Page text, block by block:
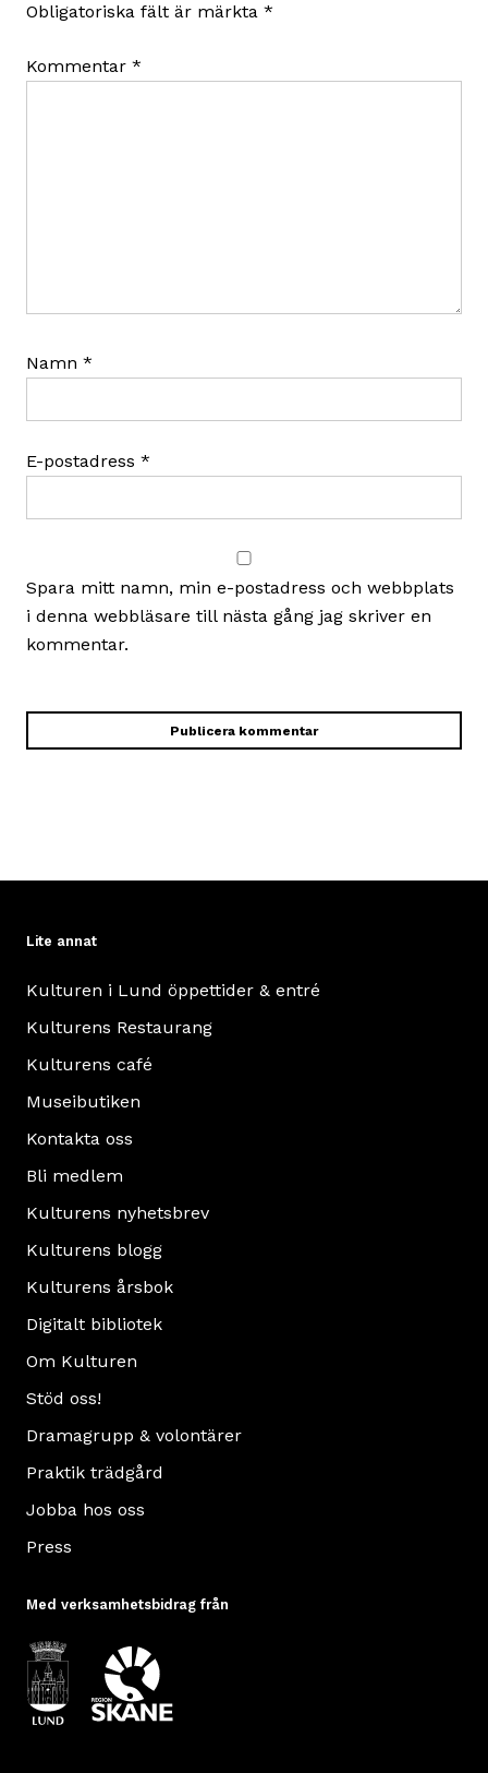
Obligatoriska fält är märkta *
Kommentar *
Namn *
E-postadress *
Spara mitt namn, min e-postadress och webbplats
i denna webbläsare till nästa gång jag skriver en
kommentar.
Lite annat
Kulturen i Lund öppettider & entré
Kulturens Restaurang
Kulturens café
Museibutiken
Kontakta oss
Bli medlem
Kulturens nyhetsbrev
Kulturens blogg
Kulturens årsbok
Digitalt bibliotek
Om Kulturen
Stöd oss!
Dramagrupp & volontärer
Praktik trädgård
Jobba hos oss
Press
Med verksamhetsbidrag från